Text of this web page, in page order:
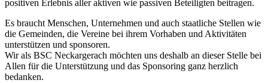
positiven Erlebnis aller aktiven wie passiven Beteiligten beitragen.
Es braucht Menschen, Unternehmen und auch staatliche Stellen wie
die Gemeinden, die Vereine bei ihrem Vorhaben und Aktivitäten
unterstützen und sponsoren.
Wir als BSC Neckargerach möchten uns deshalb an dieser Stelle bei
Allen für die Unterstützung und das Sponsoring ganz herzlich
bedanken.